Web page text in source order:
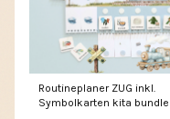
Routineplaner ZUG inkl.
Symbolkarten kita bundle